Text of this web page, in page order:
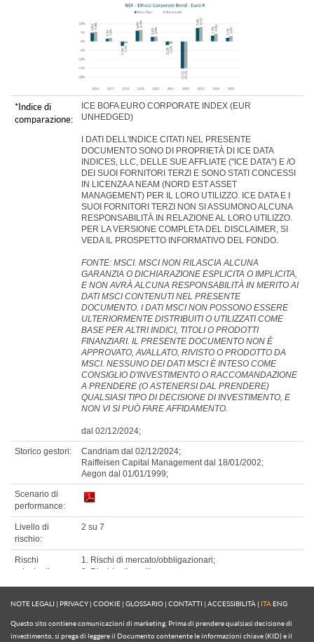
NOTE LEGALI | PRIVACY | COOKIE | GLOSSARIO | CONTATTI | ACCESSIBILITÀ | ITA ENG
Questo sito contiene comunicazioni di marketing. Prima di prendere qualsiasi decisione di
investimento, si prega di leggere il Documento contenente le informazioni chiave (KID) e il